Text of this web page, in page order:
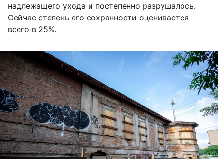
надлежащего ухода и постепенно разрушалось.
Сейчас степень его сохранности оценивается
всего в 25%.